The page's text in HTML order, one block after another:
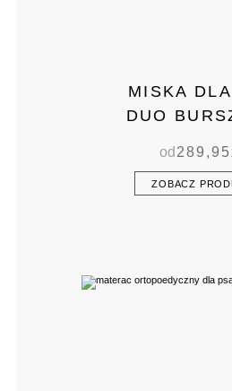
MISKA
DUO
od289,95
ZOBACZ